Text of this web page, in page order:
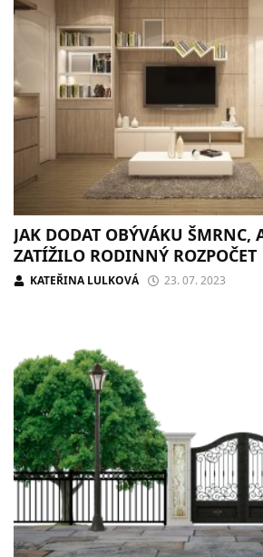
JAK DODAT OBÝVÁKU ŠMRNC,
ZATÍŽILO RODINNÝ ROZPOČET
KATEŘINA LULKOVÁ 23. 07. 2023